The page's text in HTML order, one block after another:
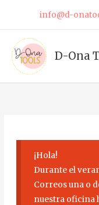
contenido
info@d-
D-Ona
¡Hola!
Durante el
Correos una o
nuestra oficina